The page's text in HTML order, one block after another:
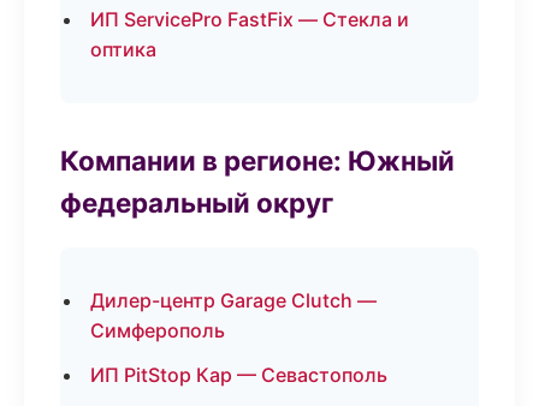
ИП ServicePro FastFix — Стекла и
оптика
Компании в регионе: Южный
федеральный округ
Дилер-центр Garage Clutch —
Симферополь
ИП PitStop Кар — Севастополь